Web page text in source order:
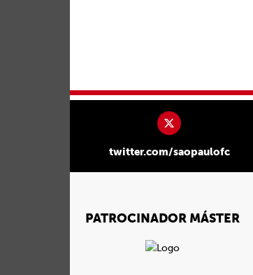
twitter.com/saopaulofc
PATROCINADOR MÁSTER